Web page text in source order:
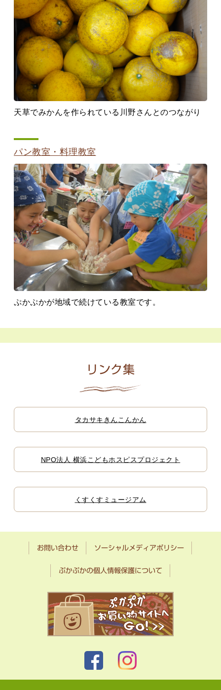
天草でみかんを作られている川野さんとのつながり
パン教室・料理教室
ぷかぷかが地域で続けている教室です。
リンク集
タカサキきんこんかん
NPO法人 横浜こどもホスピスプロジェクト
くすくすミュージアム
お問い合わせ ソーシャルメディアポリシー
ぷかぷかの個人情報保護について